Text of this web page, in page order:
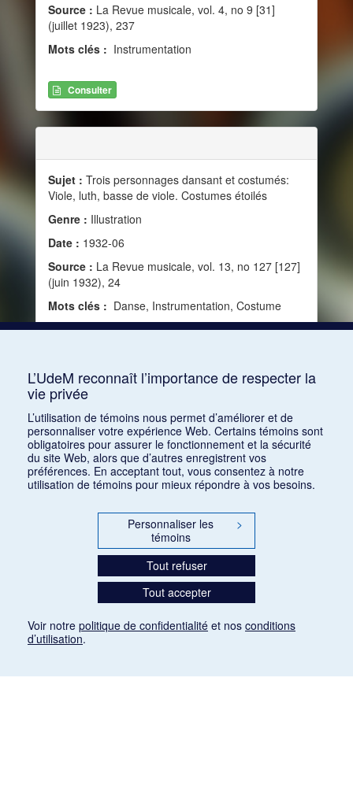
Source : La Revue musicale, vol. 4, no 9 [31]
(juillet 1923), 237
Mots clés : Instrumentation
Consulter
Sujet : Trois personnages dansant et costumés:
Viole, luth, basse de viole. Costumes étoilés
Genre : Illustration
Date : 1932-06
Source : La Revue musicale, vol. 13, no 127 [127]
(juin 1932), 24
Mots clés : Danse, Instrumentation, Costume
1 2 3 4 5 … 1168
L’UdeM reconnaît l’importance de respecter la
vie privée
L’utilisation de témoins nous permet d’améliorer et de
personnaliser votre expérience Web. Certains témoins sont
obligatoires pour assurer le fonctionnement et la sécurité
du site Web, alors que d’autres enregistrent vos
préférences. En acceptant tout, vous consentez à notre
utilisation de témoins pour mieux répondre à vos besoins.
Personnaliser les
témoins
>
Tout refuser
Tout accepter
Voir notre politique de confidentialité et nos conditions
d’utilisation.